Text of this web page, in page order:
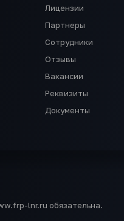
Лицензии
Партнеры
Сотрудники
Отзывы
Вакансии
Реквизиты
Документы
lnr.ru обязательна.